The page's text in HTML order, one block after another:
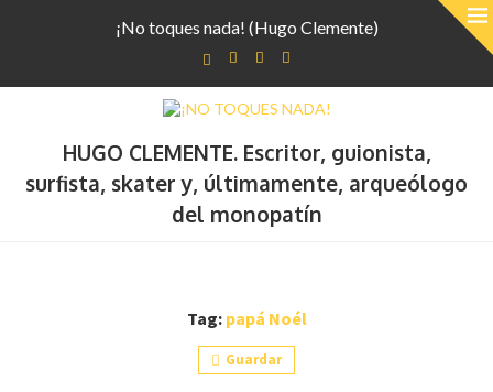
¡No toques nada! (Hugo Clemente)
HUGO CLEMENTE. Escritor, guionista,
surfista, skater y, últimamente, arqueólogo
del monopatín
Tag: papá Noél
Guardar